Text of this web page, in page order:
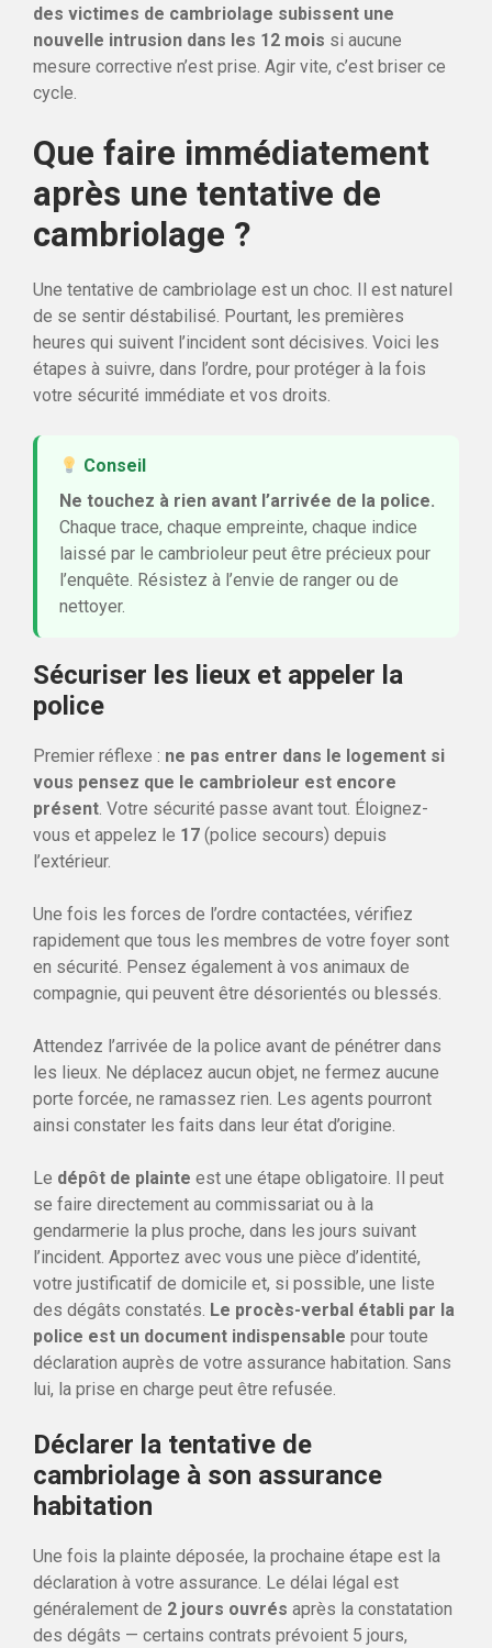
des victimes de cambriolage subissent une
nouvelle intrusion dans les 12 mois si aucune
mesure corrective n’est prise. Agir vite, c’est briser ce
cycle.
Que faire immédiatement
après une tentative de
cambriolage ?
Une tentative de cambriolage est un choc. Il est naturel
de se sentir déstabilisé. Pourtant, les premières
heures qui suivent l’incident sont décisives. Voici les
étapes à suivre, dans l’ordre, pour protéger à la fois
votre sécurité immédiate et vos droits.
Conseil
Ne touchez à rien avant l’arrivée de la police.
Chaque trace, chaque empreinte, chaque indice
laissé par le cambrioleur peut être précieux pour
l’enquête. Résistez à l’envie de ranger ou de
nettoyer.
Sécuriser les lieux et appeler la
police
Premier réflexe : ne pas entrer dans le logement si
vous pensez que le cambrioleur est encore
présent. Votre sécurité passe avant tout. Éloignez-
vous et appelez le 17 (police secours) depuis
l’extérieur.
Une fois les forces de l’ordre contactées, vérifiez
rapidement que tous les membres de votre foyer sont
en sécurité. Pensez également à vos animaux de
compagnie, qui peuvent être désorientés ou blessés.
Attendez l’arrivée de la police avant de pénétrer dans
les lieux. Ne déplacez aucun objet, ne fermez aucune
porte forcée, ne ramassez rien. Les agents pourront
ainsi constater les faits dans leur état d’origine.
Le dépôt de plainte est une étape obligatoire. Il peut
se faire directement au commissariat ou à la
gendarmerie la plus proche, dans les jours suivant
l’incident. Apportez avec vous une pièce d’identité,
votre justificatif de domicile et, si possible, une liste
des dégâts constatés. Le procès-verbal établi par la
police est un document indispensable pour toute
déclaration auprès de votre assurance habitation. Sans
lui, la prise en charge peut être refusée.
Déclarer la tentative de
cambriolage à son assurance
habitation
Une fois la plainte déposée, la prochaine étape est la
déclaration à votre assurance. Le délai légal est
généralement de 2 jours ouvrés après la constatation
des dégâts — certains contrats prévoient 5 jours,